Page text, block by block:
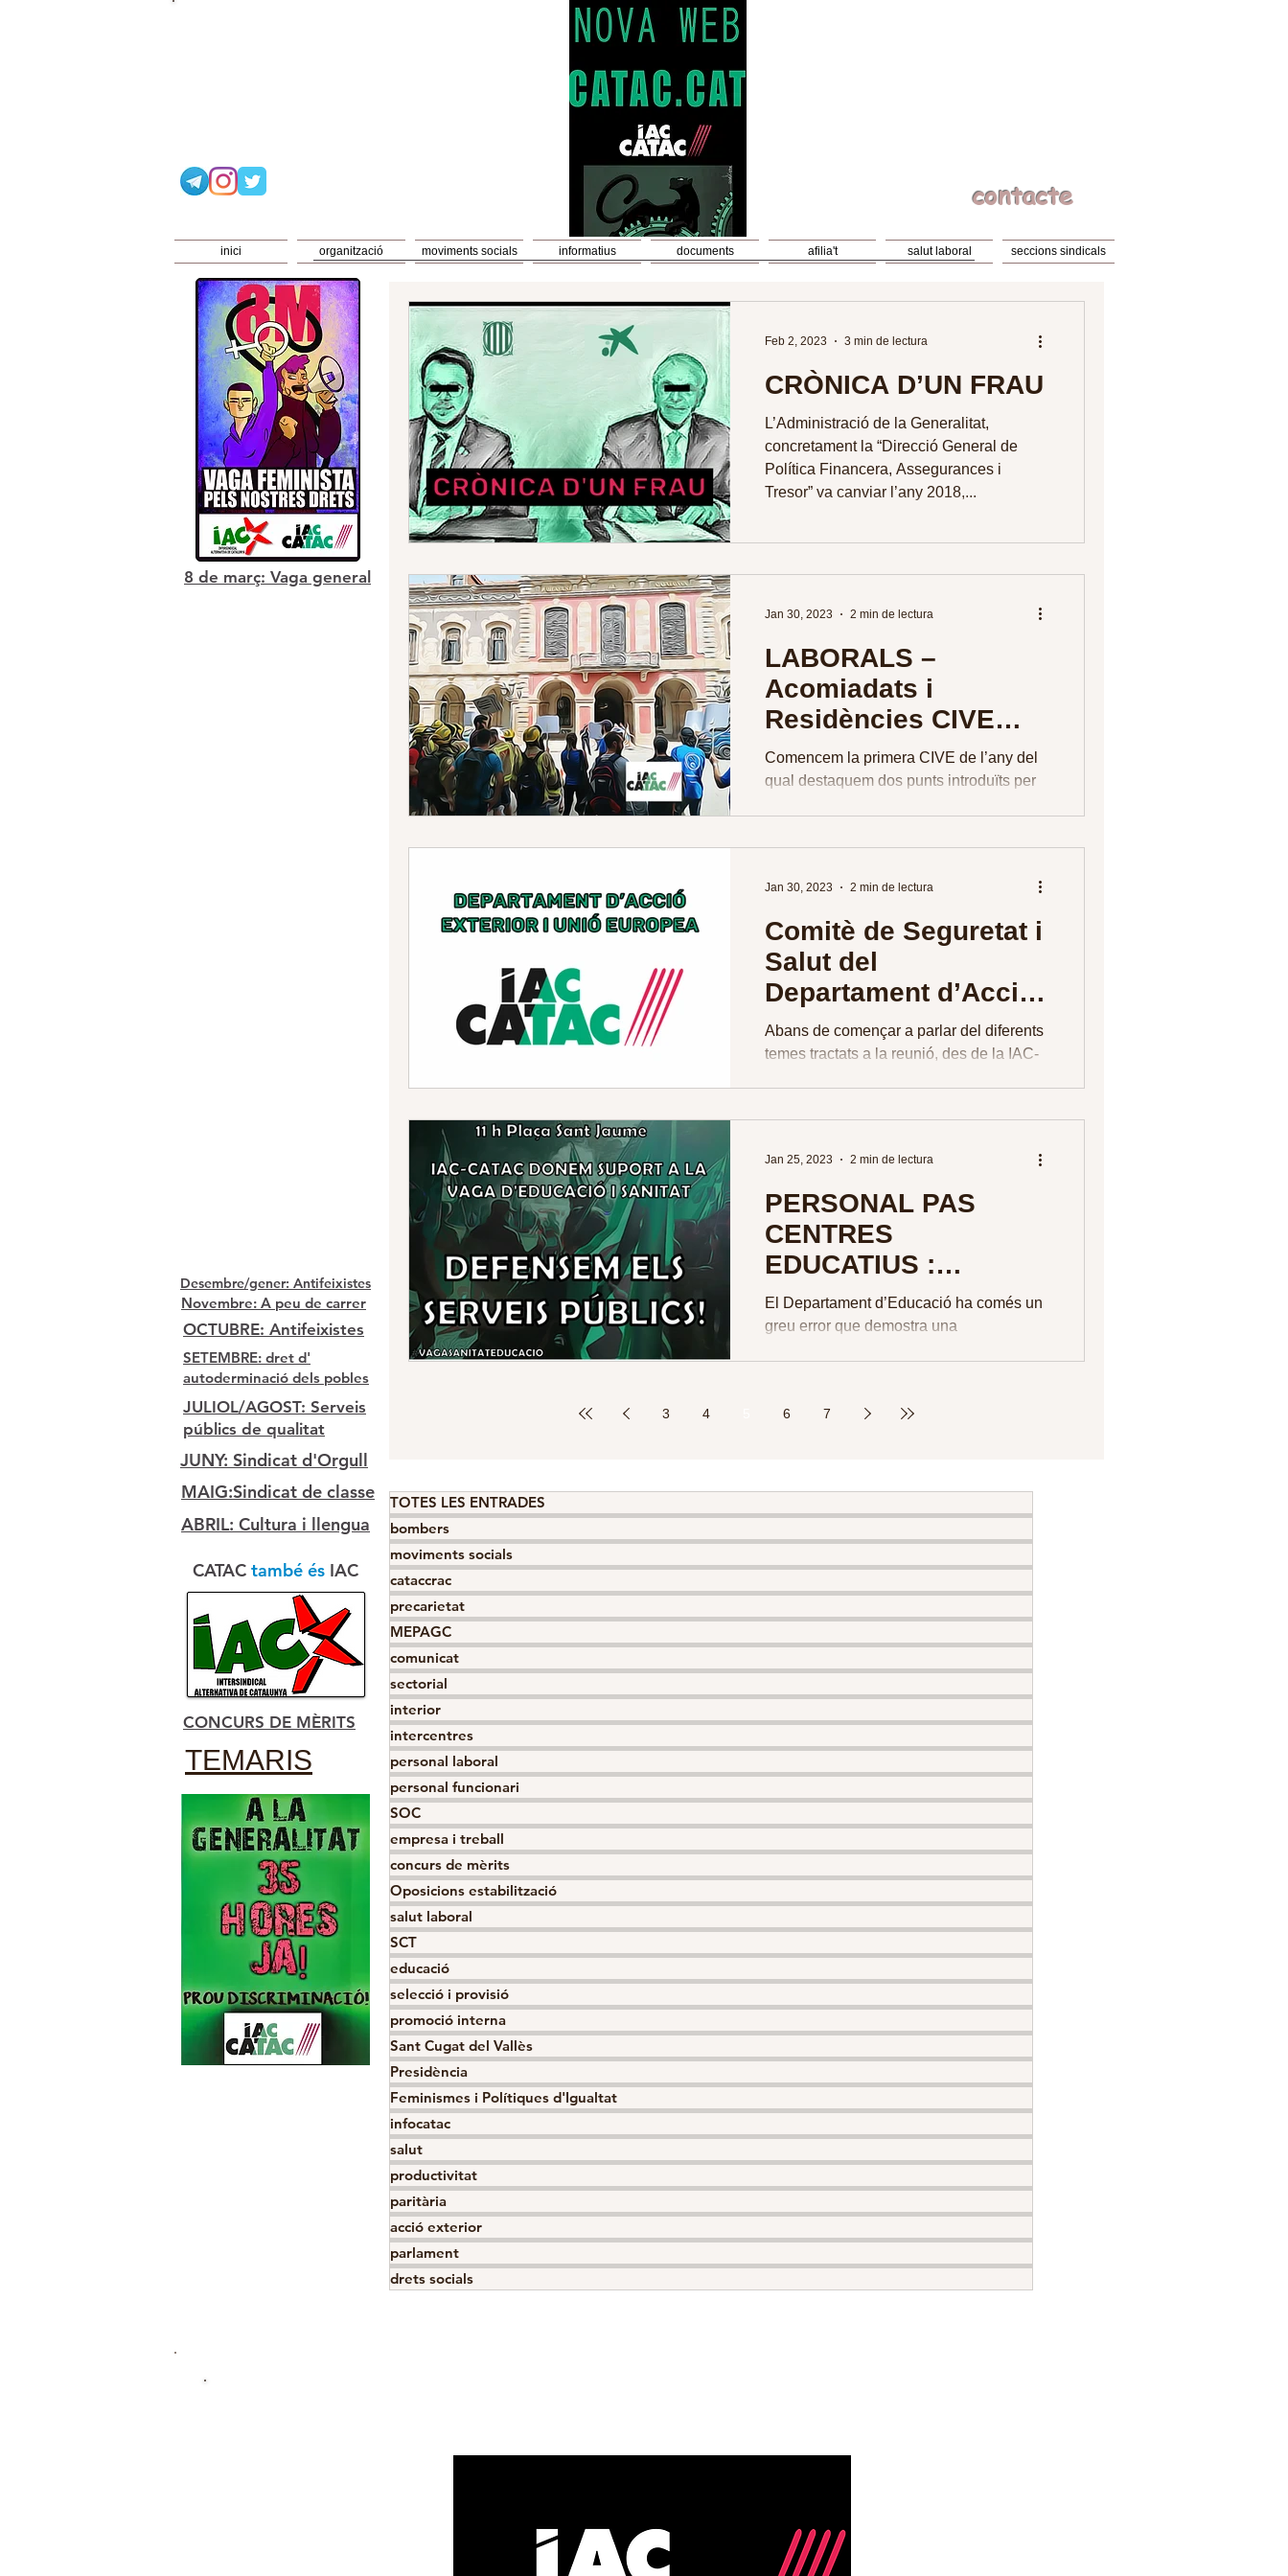
contacte
inici organització moviments socials informatius documents afilia't salut laboral seccions sindicals
CRÒNICA D’UN FRAU
L’Administració de la Generalitat,
concretament la “Direcció General de
Política Financera, Assegurances i
Tresor” va canviar l’any 2018,...
Feb 2, 2023 3 min de lectura
LABORALS –
Acomiadats i
Residències CIVE
26/01/2023
Comencem la primera CIVE de l’any del
qual destaquem dos punts introduïts per
Jan 30, 2023 2 min de lectura
Comitè de Seguretat i
Salut del
Departament d’Acció
Exterior i Unió
Europea
Abans de començar a parlar del diferents
temes tractats a la reunió, des de la IAC-
Jan 30, 2023 2 min de lectura
PERSONAL PAS
CENTRES
EDUCATIUS :
MANIFEST
El Departament d’Educació ha comés un
greu error que demostra una
Jan 25, 2023 2 min de lectura
3 4 6 7
TOTES LES ENTRADES
bombers
moviments socials
cataccrac
precarietat
MEPAGC
comunicat
sectorial
interior
intercentres
personal laboral
personal funcionari
SOC
empresa i treball
concurs de mèrits
Oposicions estabilització
salut laboral
SCT
educació
selecció i provisió
promoció interna
Sant Cugat del Vallès
Presidència
Feminismes i Polítiques d'Igualtat
infocatac
salut
productivitat
paritària
acció exterior
parlament
drets socials
Desembre/gener: Antifeixistes
Novembre: A peu de carrer
OCTUBRE: Antifeixistes
SETEMBRE: dret d'
autoderminació dels pobles
JULIOL/AGOST: Serveis
públics de qualitat
JUNY: Sindicat d'Orgull
MAIG:Sindicat de classe
ABRIL: Cultura i llengua
CATAC també és IAC
CONCURS DE MÈRITS
TEMARIS
8 de març: Vaga general